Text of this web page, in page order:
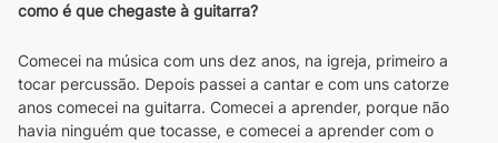
como é que chegaste à guitarra?
Comecei na música com uns dez anos, na igreja, primeiro a
tocar percussão. Depois passei a cantar e com uns catorze
anos comecei na guitarra. Comecei a aprender, porque não
havia ninguém que tocasse, e comecei a aprender com o